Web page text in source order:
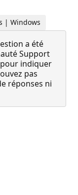
| Windows
a été
Support
indiquer
pas
réponses ni